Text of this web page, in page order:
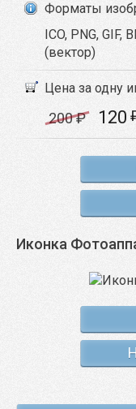
Форматы
ICO, PNG, GIF,
(вектор)
Цена за одну
200₽ 120
Иконка